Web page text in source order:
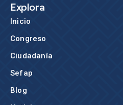
Explora
Inicio
Congreso
Ciudadanía
Sefap
Blog